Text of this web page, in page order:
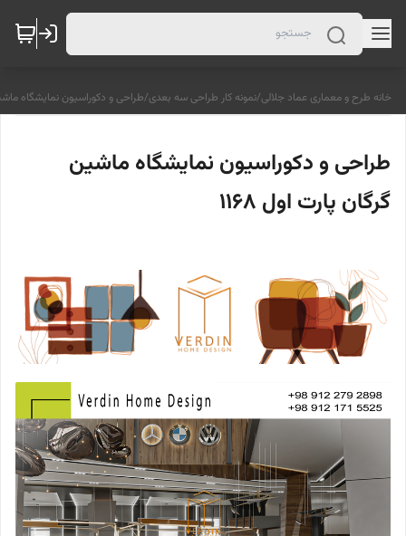
خانه طرح و معماری عماد جلالی/نمونه کار طراحی سه بعدی/طراحی و دکوراسیون نمایشگاه ماشین
طراحی و دکوراسیون نمایشگاه ماشین
گرگان پارت اول 1168